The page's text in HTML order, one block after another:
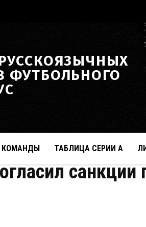
ФУТБОЛЬНОГО
КОМАНДЫ ТАБЛИЦА СЕРИИ А
санкции